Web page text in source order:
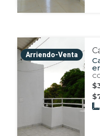
Arriendo-Venta